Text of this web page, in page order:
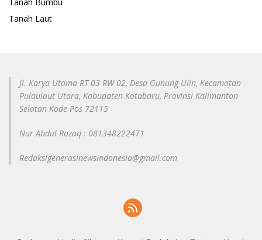
Tanah Bumbu
Tanah Laut
Jl. Karya Utama RT 03 RW 02, Desa Gunung Ulin, Kecamatan
Pulaulaut Utara, Kabupaten Kotabaru, Provinsi Kalimantan
Selatan Kode Pos 72115
Nur Abdul Rozaq : 081348222471
Redaksigenerasinewsindonesia@gmail.com